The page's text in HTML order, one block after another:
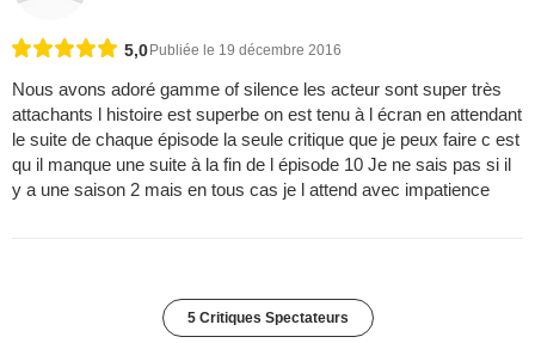
5,0Publiée le 19 décembre 2016
Nous avons adoré gamme of silence les acteur sont super très
attachants l histoire est superbe on est tenu à l écran en attendant
le suite de chaque épisode la seule critique que je peux faire c est
qu il manque une suite à la fin de l épisode 10 Je ne sais pas si il
y a une saison 2 mais en tous cas je l attend avec impatience
5 Critiques Spectateurs